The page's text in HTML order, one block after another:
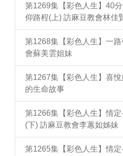
第1269集【彩色人生】40
仰路程(上) 訪麻豆教會林佳
第1268集【彩色人生】一
會蘇美雲姐妹
第1267集【彩色人生】喜
的生命故事
第1266集【彩色人生】情
(下) 訪麻豆教會李蕙如姊妹
第1265集【彩色人生】情